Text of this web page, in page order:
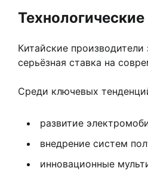
Китайские
серьёзная ставка на
Среди ключевых
развитие
внедрение систем
инновационные